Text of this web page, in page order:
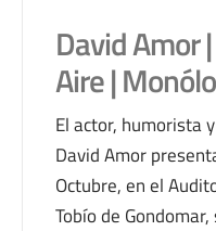
David Amor
Aire |
El actor, humorista
David Amor
Octubre, en el
Tobío de